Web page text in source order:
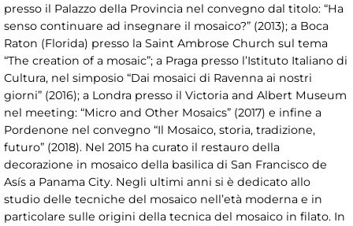
presso il Palazzo della Provincia nel convegno dal titolo: “Ha
senso continuare ad insegnare il mosaico?” (2013); a Boca
Raton (Florida) presso la Saint Ambrose Church sul tema
“The creation of a mosaic”; a Praga presso l’Istituto Italiano di
Cultura, nel simposio “Dai mosaici di Ravenna ai nostri
giorni” (2016); a Londra presso il Victoria and Albert Museum
nel meeting: “Micro and Other Mosaics” (2017) e infine a
Pordenone nel convegno “Il Mosaico, storia, tradizione,
futuro” (2018). Nel 2015 ha curato il restauro della
decorazione in mosaico della basilica di San Francisco de
Asís a Panama City. Negli ultimi anni si è dedicato allo
studio delle tecniche del mosaico nell’età moderna e in
particolare sulle origini della tecnica del mosaico in filato. In